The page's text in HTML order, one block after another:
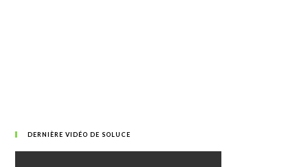
DERNIÈRE VIDÉO DE SOLUCE